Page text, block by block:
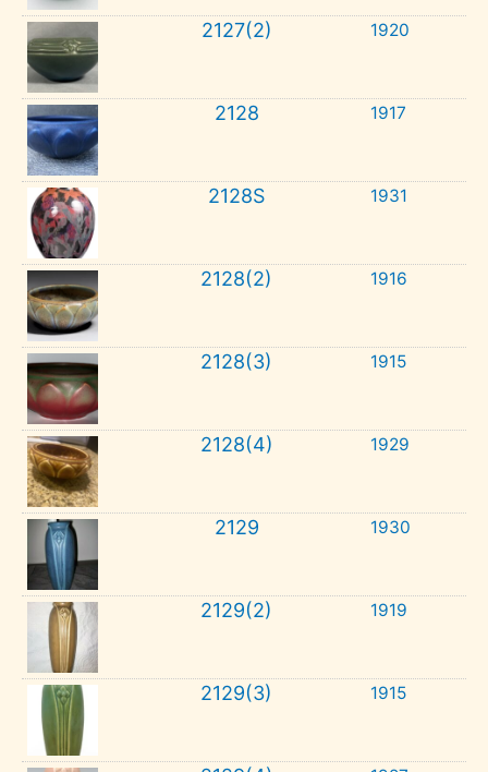
2127(2) 1920
2128 1917
2128S 1931
2128(2) 1916
2128(3) 1915
2128(4) 1929
2129 1930
2129(2) 1919
2129(3) 1915